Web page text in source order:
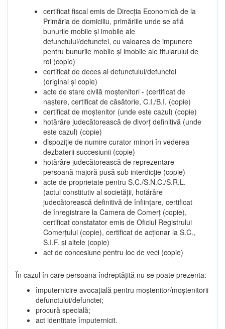
certificat fiscal emis de Direcția Economică de la
Primăria de domiciliu, primăriile unde se află
bunurile mobile și imobile ale
defunctului/defunctei, cu valoarea de impunere
pentru bunurile mobile și imobile ale titularului de
rol (copie)
certificat de deces al defunctului/defunctei
(original și copie)
acte de stare civilă moștenitori - (certificat de
naștere, certificat de căsătorie, C.I./B.I. (copie)
certificat de moștenitor (unde este cazul) (copie)
hotărâre judecătorească de divorț definitivă (unde
este cazul) (copie)
dispoziție de numire curator minori în vederea
dezbaterii succesiunii (copie)
hotărâre judecătorească de reprezentare
persoană majoră pusă sub interdicție (copie)
acte de proprietate pentru S.C./S.N.C./S.R.L.
(actul constitutiv al societății, hotărâre
judecătorească definitivă de înființare, certificat
de înregistrare la Camera de Comerț (copie),
certificat constatator emis de Oficiul Registrului
Comerțului (copie), certificat de acționar la S.C.,
S.I.F. și altele (copie)
act de concesiune pentru loc de veci (copie)
În cazul în care persoana îndreptățită nu se poate prezenta:
împuternicire avocațială pentru moștenitor/moștenitorii
defunctului/defunctei;
procură specială;
act identitate împuternicit.